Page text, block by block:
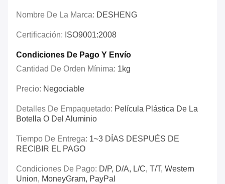
Nombre De La Marca: DESHENG
Certificación: ISO9001:2008
Condiciones De Pago Y Envío
Cantidad De Orden Mínima: 1kg
Precio: Negociable
Detalles De Empaquetado: Película Plástica De La
Botella O Del Aluminio
Tiempo De Entrega: 1~3 DÍAS DESPUÉS DE
RECIBIR EL PAGO
Condiciones De Pago: D/P, D/A, L/C, T/T, Western
Union, MoneyGram, PayPal